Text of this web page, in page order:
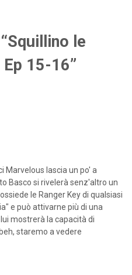
le
15-16”
Marvelous lascia un po' a
Basco si rivelerà senz'altro un
le Ranger Key di qualsiasi
e può attivarne più di una
mostrerà la capacità di
staremo a vedere